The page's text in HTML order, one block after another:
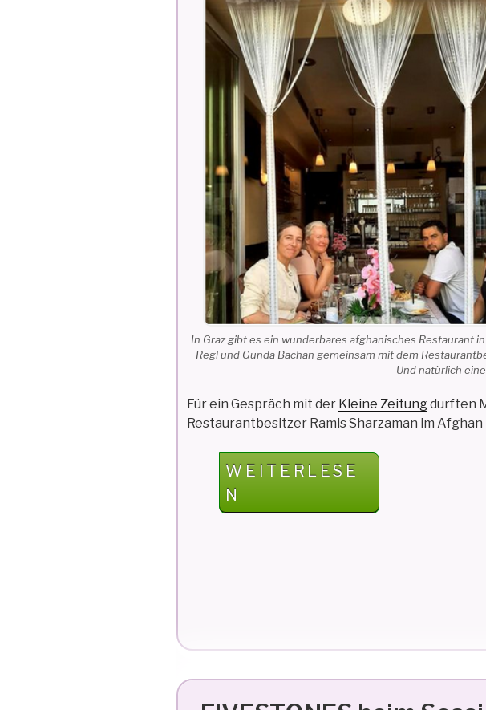
In Graz gibt es ein wunderbares afghanisches Restaurant
Regl und Gunda Bachan gemeinsam mit dem
Und natürlich
Für ein Gespräch mit der Kleine Zeitungdurften
Restaurantbesitzer Ramis Sharzaman im
„AFGHANISCHES
RESTAURANT
IN
WEITERLESE
N